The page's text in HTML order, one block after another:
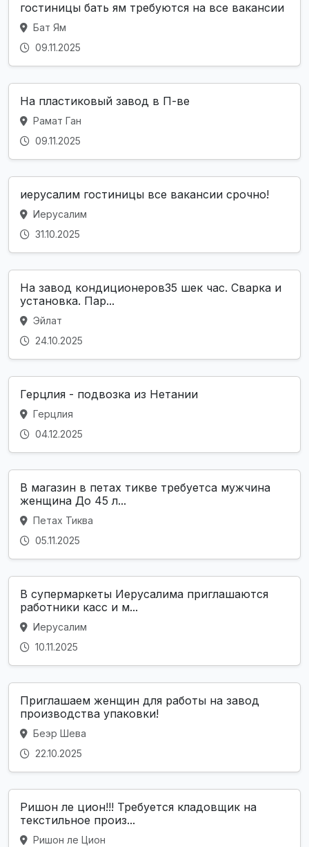
гостиницы бать ям требуются на все вакансии
Бат Ям
09.11.2025
На пластиковый завод в П-ве
Рамат Ган
09.11.2025
иерусалим гостиницы все вакансии срочно!
Иерусалим
31.10.2025
На завод кондиционеров35 шек час. Сварка и
установка. Пар...
Эйлат
24.10.2025
Герцлия - подвозка из Нетании
Герцлия
04.12.2025
В магазин в петах тикве требуетса мужчина
женщина До 45 л...
Петах Тиква
05.11.2025
В супермаркеты Иерусалима приглашаются
работники касс и м...
Иерусалим
10.11.2025
Приглашаем женщин для работы на завод
производства упаковки!
Беэр Шева
22.10.2025
Ришон ле цион!!! Требуется кладовщик на
текстильное произ...
Ришон ле Цион